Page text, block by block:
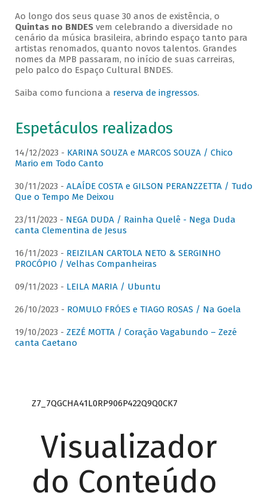
Ao longo dos seus quase 30 anos de existência, o
Quintas no BNDESvem celebrando a diversidade no
cenário da música brasileira, abrindo espaço tanto para
artistas renomados, quanto novos talentos. Grandes
nomes da MPB passaram, no início de suas carreiras,
pelo palco do Espaço Cultural BNDES.
Saiba como funciona a reserva de ingressos.
Espetáculos realizados
14/12/2023 - KARINA SOUZA e MARCOS SOUZA / Chico
Mario em Todo Canto
30/11/2023 - ALAÍDE COSTA e GILSON PERANZZETTA / Tudo
Que o Tempo Me Deixou
23/11/2023 - NEGA DUDA / Rainha Quelê - Nega Duda
canta Clementina de Jesus
16/11/2023 - REIZILAN CARTOLA NETO & SERGINHO
PROCÓPIO / Velhas Companheiras
09/11/2023 - LEILA MARIA / Ubuntu
26/10/2023 - ROMULO FRÓES e TIAGO ROSAS / Na Goela
19/10/2023 - ZEZÉ MOTTA / Coração Vagabundo – Zezé
canta Caetano
Z7_7QGCHA41L0RP906P422Q9Q0CK7
Visualizador
do Conteúdo